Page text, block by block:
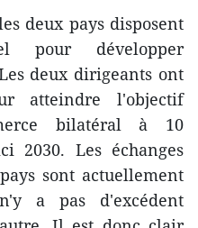
deux pays disposent
pour développer
deux dirigeants ont
atteindre l'objectif
bilatéral à 10
2030. Les échanges
sont actuellement
a pas d'excédent